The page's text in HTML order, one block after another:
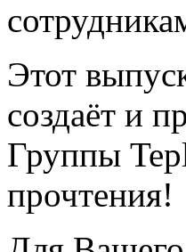
Этот
создаёт и
Группы
прочтения!